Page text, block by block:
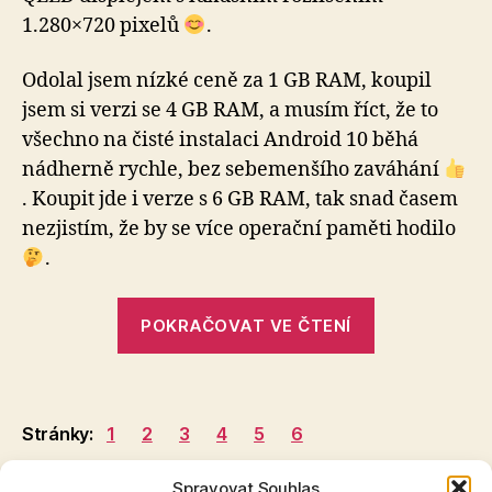
Spravovat Souhlas
1.280×720 pixelů
.
Odolal jsem nízké ceně za 1 GB RAM, koupil
jsem si verzi se 4 GB RAM, a musím říct, že to
všechno na čisté instalaci Android 10 běhá
nádherně rychle, bez sebemenšího zaváhání
. Koupit jde i verze s 6 GB RAM, tak snad časem
nezjistím, že by se více operační paměti hodilo
.
POKRAČOVAT VE ČTENÍ
osobní
Stránky: 1 2 3 4 5 6